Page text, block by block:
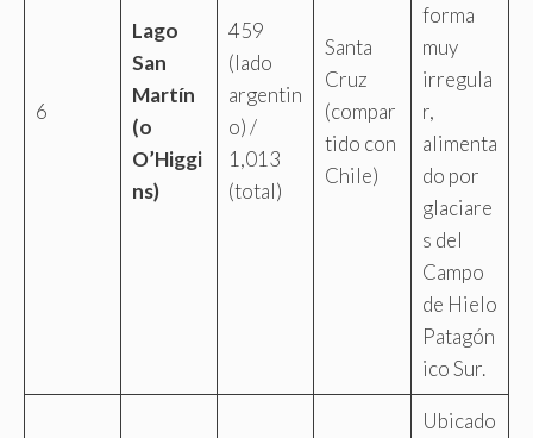
6
Lago
San
Martín
(o
O’Higgi
ns)
459
(lado
argentin
o) /
1,013
(total)
Santa
Cruz
(compar
tido con
Chile)
forma
muy
irregula
r,
alimenta
do por
glaciare
s del
Campo
de Hielo
Patagón
ico Sur.
Ubicado